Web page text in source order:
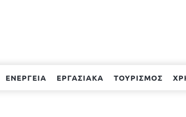
ΕΝΕΡΓΕΙΑ ΕΡΓΑΣΙΑΚΑ ΤΟΥΡΙΣΜΟΣ